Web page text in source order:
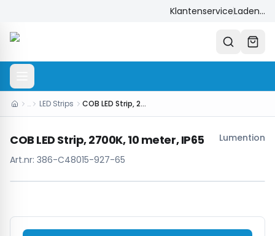
KlantenserviceLaden...
… LED Strips COB LED Strip, 2700K, 10 meter, IP65
COB LED Strip, 2700K, 10 meter, IP65
Lumention
Art.nr: 386-C48015-927-65